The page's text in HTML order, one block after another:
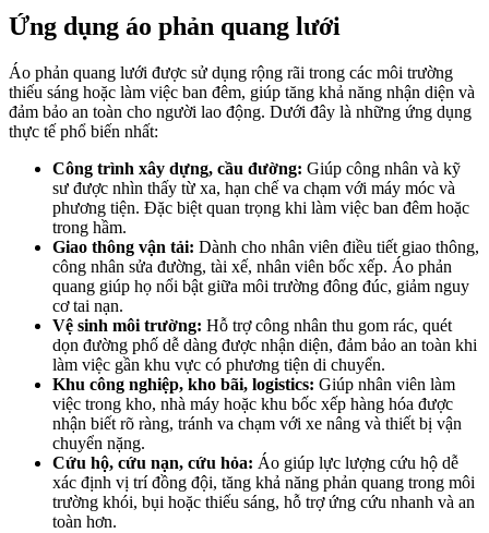
Ứng dụng áo phản quang lưới
Áo phản quang lưới được sử dụng rộng rãi trong các môi trường
thiếu sáng hoặc làm việc ban đêm, giúp tăng khả năng nhận diện và
đảm bảo an toàn cho người lao động. Dưới đây là những ứng dụng
thực tế phổ biến nhất:
Công trình xây dựng, cầu đường: Giúp công nhân và kỹ
sư được nhìn thấy từ xa, hạn chế va chạm với máy móc và
phương tiện. Đặc biệt quan trọng khi làm việc ban đêm hoặc
trong hầm.
Giao thông vận tải: Dành cho nhân viên điều tiết giao thông,
công nhân sửa đường, tài xế, nhân viên bốc xếp. Áo phản
quang giúp họ nổi bật giữa môi trường đông đúc, giảm nguy
cơ tai nạn.
Vệ sinh môi trường: Hỗ trợ công nhân thu gom rác, quét
dọn đường phố dễ dàng được nhận diện, đảm bảo an toàn khi
làm việc gần khu vực có phương tiện di chuyển.
Khu công nghiệp, kho bãi, logistics: Giúp nhân viên làm
việc trong kho, nhà máy hoặc khu bốc xếp hàng hóa được
nhận biết rõ ràng, tránh va chạm với xe nâng và thiết bị vận
chuyển nặng.
Cứu hộ, cứu nạn, cứu hỏa: Áo giúp lực lượng cứu hộ dễ
xác định vị trí đồng đội, tăng khả năng phản quang trong môi
trường khói, bụi hoặc thiếu sáng, hỗ trợ ứng cứu nhanh và an
toàn hơn.